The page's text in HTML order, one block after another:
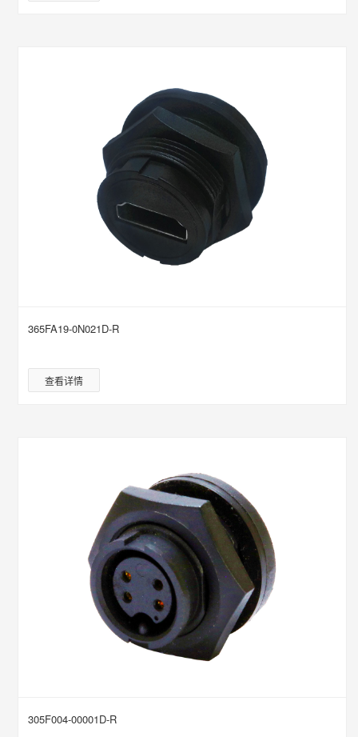
365FA19-0N021D-R
查看详情
305F004-00001D-R